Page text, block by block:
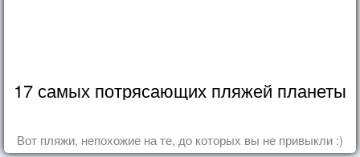
17 самых потрясающих пляжей планеты
Вот пляжи, непохожие на те, до которых вы не привыкли :)